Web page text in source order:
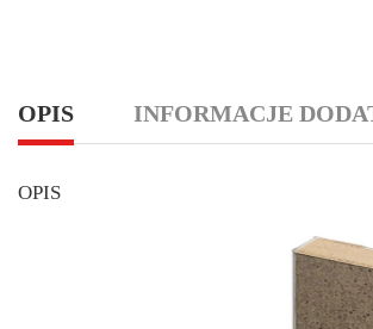
OPIS INFORMACJE
OPIS